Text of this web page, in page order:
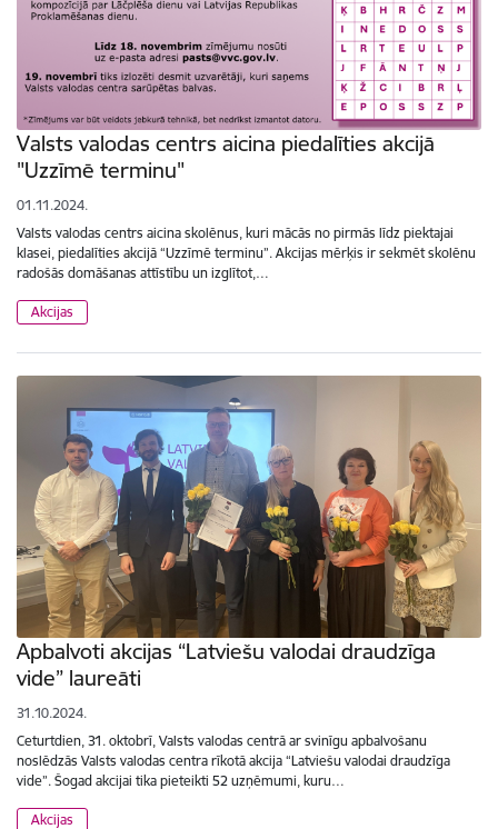
Valsts valodas centrs aicina piedalīties akcijā
"Uzzīmē terminu"
01.11.2024.
Valsts valodas centrs aicina skolēnus, kuri mācās no pirmās līdz piektajai
klasei, piedalīties akcijā “Uzzīmē terminu”. Akcijas mērķis ir sekmēt skolēnu
radošās domāšanas attīstību un izglītot,…
Akcijas
Apbalvoti akcijas “Latviešu valodai draudzīga
vide” laureāti
31.10.2024.
Ceturtdien, 31. oktobrī, Valsts valodas centrā ar svinīgu apbalvošanu
noslēdzās Valsts valodas centra rīkotā akcija “Latviešu valodai draudzīga
vide”. Šogad akcijai tika pieteikti 52 uzņēmumi, kuru…
Akcijas